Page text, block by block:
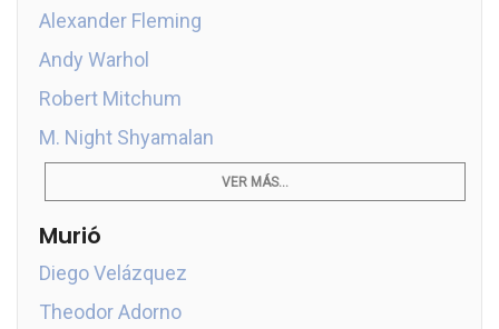
Alexander Fleming
Andy Warhol
Robert Mitchum
M. Night Shyamalan
VER MÁS...
Murió
Diego Velázquez
Theodor Adorno